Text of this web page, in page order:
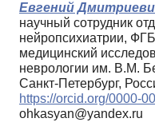
Евгений
научный сотрудник
нейропсихиатрии,
медицинский
неврологии им. В.М.
Санкт-Петербург,
https://orcid.org/0000-
ohkasyan@yandex.ru